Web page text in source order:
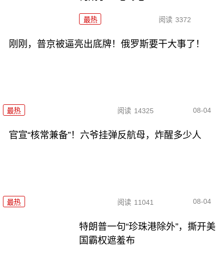
最热 阅读 3372
刚刚，普京被逼亮出底牌！俄罗斯要干大事了！
最热 阅读 14325 08-04
官宣“核常兼备”！六爷挂弹反航母，炸醒多少人
最热 阅读 11041 08-04
特朗普一句“珍珠港除外”，撕开美
国霸权遮羞布